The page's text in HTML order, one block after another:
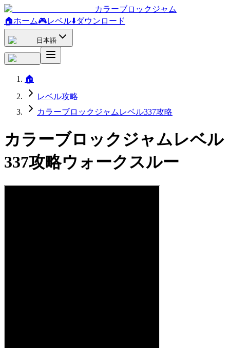
カラーブロックジャム
🏠ホーム🎮レベル⬇️ダウンロード
日本語
🏠
レベル攻略
カラーブロックジャムレベル337攻略
カラーブロックジャムレベル
337攻略ウォークスルー